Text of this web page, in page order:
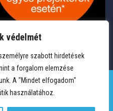
védelmét
szabott hirdetések
a forgalom elemzése
A "Mindet elfogadom"
használatához.